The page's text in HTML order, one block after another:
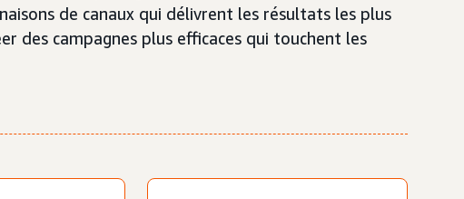
de canaux qui délivrent les résultats les plus
des campagnes plus efficaces qui touchent les